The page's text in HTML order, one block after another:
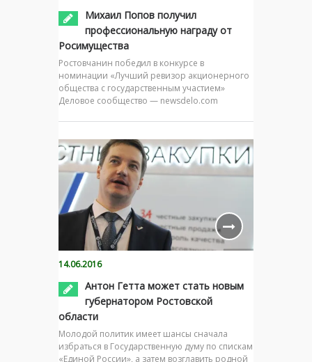
Михаил Попов получил
профессиональную награду от
Росимущества
Ростовчанин победил в конкурсе в
номинации «Лучший ревизор акционерного
общества с государственным участием»
Деловое сообщество — newsdelo.com
14.06.2016
Антон Гетта может стать новым
губернатором Ростовской
области
Молодой политик имеет шансы сначала
избраться в Государственную думу по спискам
«Единой России», а затем возглавить родной